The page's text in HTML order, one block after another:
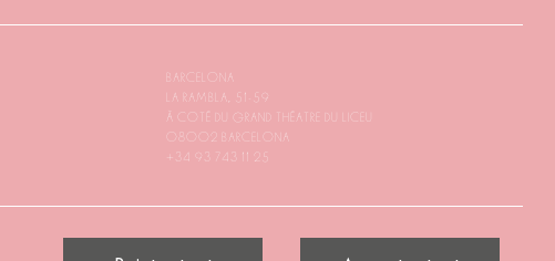
BARCELONA
LA RAMBLA, 51-59
À CÔTÉ DU GRAND THÉÂTRE DU LICEU
08002 BARCELONA
+34 93 743 11 25